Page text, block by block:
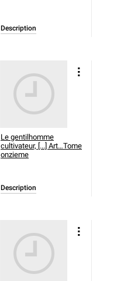
Description
Le gentilhomme
cultivateur, [...] Art…Tome
onzieme
Description